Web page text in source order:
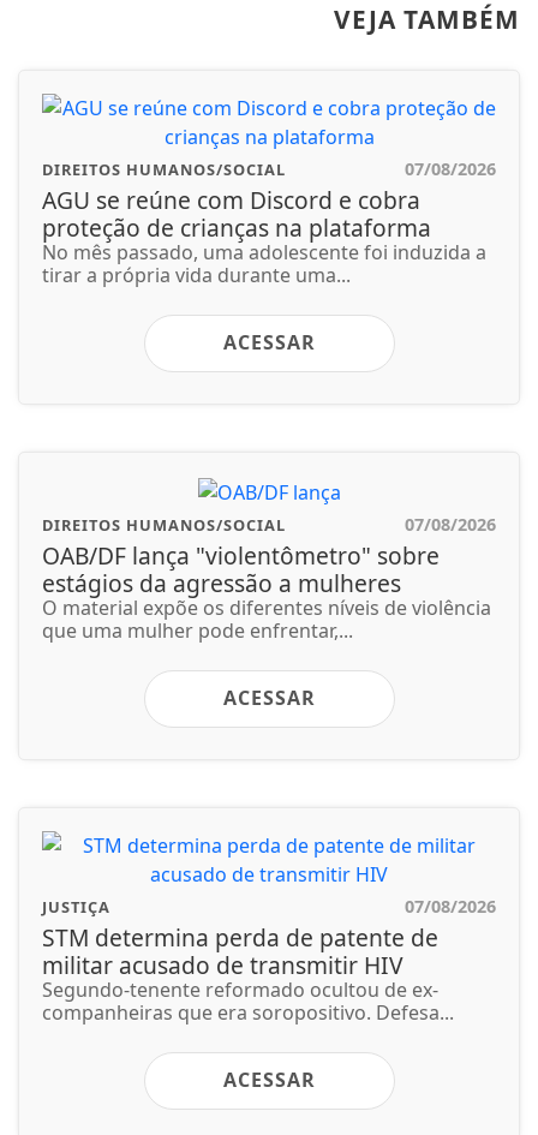
VEJA TAMBÉM
DIREITOS HUMANOS/SOCIAL 07/08/2026
AGU se reúne com Discord e cobra
proteção de crianças na plataforma
No mês passado, uma adolescente foi induzida a
tirar a própria vida durante uma...
ACESSAR
DIREITOS HUMANOS/SOCIAL 07/08/2026
OAB/DF lança "violentômetro" sobre
estágios da agressão a mulheres
O material expõe os diferentes níveis de violência
que uma mulher pode enfrentar,...
ACESSAR
JUSTIÇA 07/08/2026
STM determina perda de patente de
militar acusado de transmitir HIV
Segundo-tenente reformado ocultou de ex-
companheiras que era soropositivo. Defesa...
ACESSAR